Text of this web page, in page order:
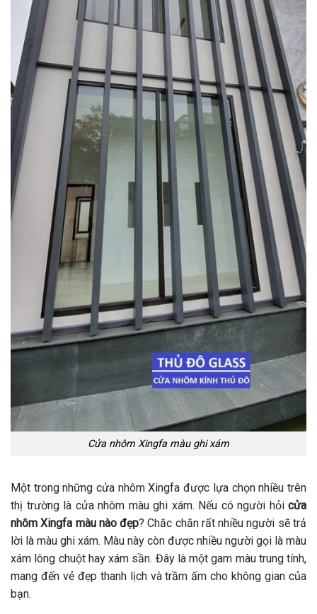
Cửa nhôm Xingfa màu ghi xám
Một trong những cửa nhôm Xingfa được lựa chọn nhiều trên
thị trường là cửa nhôm màu ghi xám. Nếu có người hỏi cửa
nhôm Xingfa màu nào đẹp? Chắc chắn rất nhiều người sẽ trả
lời là màu ghi xám. Màu này còn được nhiều người gọi là màu
xám lông chuột hay xám sần. Đây là một gam màu trung tính,
mang đến vẻ đẹp thanh lịch và trầm ấm cho không gian của
bạn.